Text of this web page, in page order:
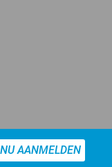
NU AANMELDEN